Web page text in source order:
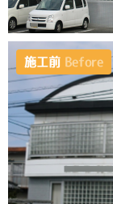
施工前 Before